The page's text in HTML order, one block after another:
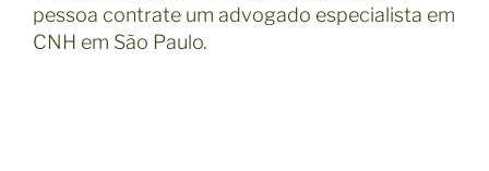
pessoa contrate um advogado especialista em
CNH em São Paulo.